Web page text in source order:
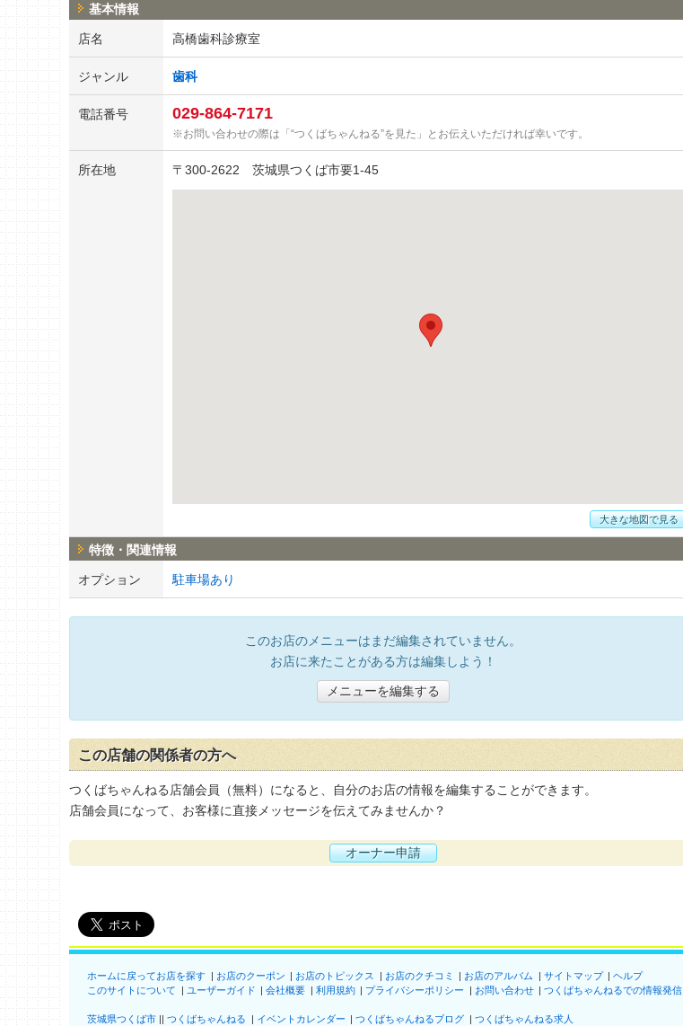
基本情報
店名 高橋歯科診療室
ジャンル 歯科
電話番号 029-864-7171
お問い合わせの際は「“つくばちゃんねる”を見た」とお伝えいただければ幸いです。
所在地 〒 300-2622 茨城県つくば市要1-45
大きな地図で見る
特徴・関連情報
オプション 駐車場あり
このお店のメニューはまだ編集されていません。
お店に来たことがある方は編集しよう！
メニューを編集する
この店舗の関係者の方へ
つくばちゃんねる店舗会員（無料）になると、自分のお店の情報を編集することができます。
店舗会員になって、お客様に直接メッセージを伝えてみませんか？
オーナー申請
ホームに戻ってお店を探す お店のクーポン お店のトピックス お店のクチコミ お店のアルバム サイトマップ
ヘルプ
このサイトについて
ユーザーガイド 会社概要 利用規約 プライバシーポリシー お問い合わせ つくばちゃんねるでの情報発信
茨城県つくば市 つくばちゃんねる イベントカレンダー つくばちゃんねるブログ つくばちゃんねる求人